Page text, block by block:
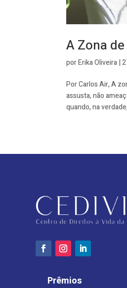
A Zona
porErika Oliveira|
Por Carlos Air, A
assusta, não
quando, na
Prêmios